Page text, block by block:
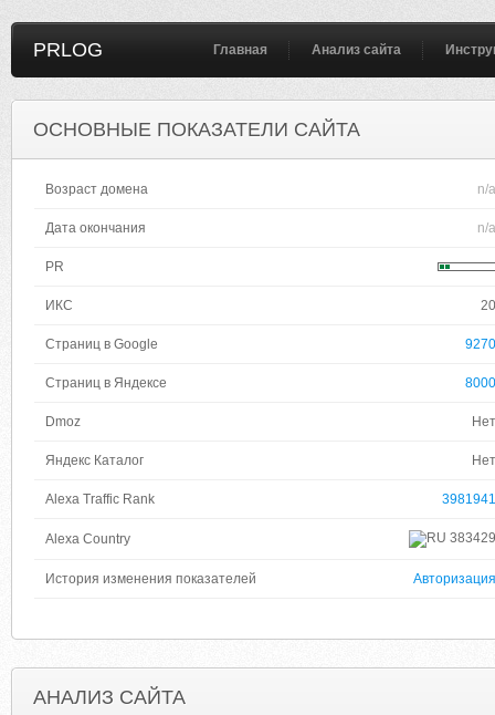
PRLOG Главная Анализ сайта
ОСНОВНЫЕ ПОКАЗАТЕЛИ САЙТА
Возраст домена n/a
Дата окончания n/a
PR
ИКС 20
Страниц в Google 9270
Страниц в Яндексе 8000
Dmoz Нет
Яндекс Каталог Нет
Alexa Traffic Rank 3981941
Alexa Country 383429
История изменения показателей Авторизация
АНАЛИЗ САЙТА